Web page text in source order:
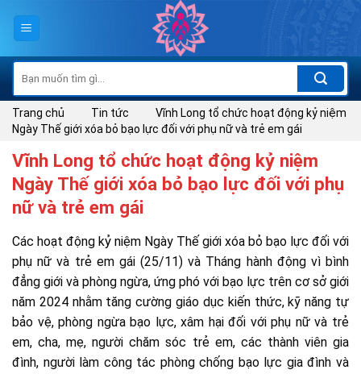
kiếm:
Trang chủ Tin tức
Vĩnh Long tổ chức hoạt động kỷ niệm
Ngày Thế giới xóa bỏ bạo lực đối với phụ nữ và trẻ em gái
Vĩnh Long tổ chức hoạt động kỷ niệm
Ngày Thế giới xóa bỏ bạo lực đối với phụ
nữ và trẻ em gái
Các hoạt động kỷ niệm Ngày Thế giới xóa bỏ bạo lực đối với
phụ nữ và trẻ em gái (25/11) và Tháng hành động vì bình
đẳng giới và phòng ngừa, ứng phó với bạo lực trên cơ sở giới
năm 2024 nhằm tăng cường giáo dục kiến thức, kỹ năng tự
bảo vệ, phòng ngừa bạo lực, xâm hại đối với phụ nữ và trẻ
em, cha, mẹ, người chăm sóc trẻ em, các thành viên gia
đình, người làm công tác phòng chống bạo lực gia đình và